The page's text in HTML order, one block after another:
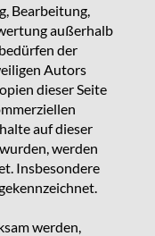
Bearbeitung,
außerhalb
der
Autors
dieser Seite
auf dieser
werden
Insbesondere
werden,